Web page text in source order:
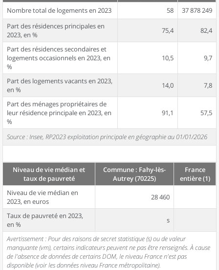
Nombre total de logements en 2023 58
37 878 249
Part des résidences principales en
2023, en %
75,4 82,4
Part des résidences secondaires et
logements occasionnels en 2023, en
%
10,5 9,7
Part des logements vacants en 2023,
en %
14,0 7,8
Part des ménages propriétaires de
leur résidence principale en 2023, en
%
91,1 57,5
Source : Insee, RP2023 exploitation principale en géographie au 01/01/2026
Niveau de vie médian et
taux de pauvreté
Commune : Fahy-lès-
Autrey (70225)
France
entière (1)
Niveau de vie médian en
2023, en euros
28 460
Taux de pauvreté en 2023,
en %
s
Avertissement : Pour des raisons de secret statistique (s) ou de valeur
manquante (vm), certains indicateurs peuvent ne pas être renseignés. À cause
de l'absence de données de certains DOM, le niveau France n'est pas
disponible (voir les données niveau France métropolitaine).